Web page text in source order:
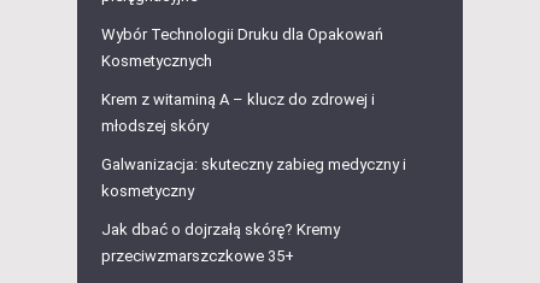
Wybór Technologii Druku dla Opakowań
Kosmetycznych
Krem z witaminą A – klucz do zdrowej i
młodszej skóry
Galwanizacja: skuteczny zabieg medyczny i
kosmetyczny
Jak dbać o dojrzałą skórę? Kremy
przeciwzmarszczkowe 35+